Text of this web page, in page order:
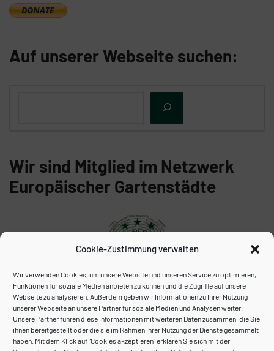
Cookie-Zustimmung verwalten
Wir verwenden Cookies, um unsere Website und unseren Service zu optimieren,
Funktionen für soziale Medien anbieten zu können und die Zugriffe auf unsere
Webseite zu analysieren. Außerdem geben wir Informationen zu Ihrer Nutzung
unserer Webseite an unsere Partner für soziale Medien und Analysen weiter.
Unsere Partner führen diese Informationen mit weiteren Daten zusammen, die Sie
ihnen bereitgestellt oder die sie im Rahmen Ihrer Nutzung der Dienste gesammelt
haben. Mit dem Klick auf "Cookies akzeptieren" erklären Sie sich mit der
Auf unserer Webseite suchen:
Wir sind Mitglied im Netzwerk
Europäischer Gartenstädte
Unser Archiv: